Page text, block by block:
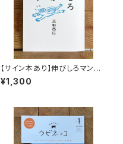
【サイン本あり】伸びしろマンが
ゆく！
¥1,300